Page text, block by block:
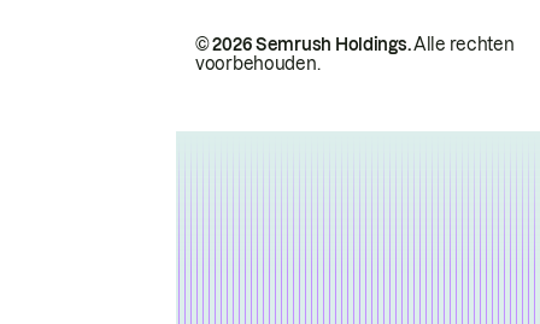
© 2026 Semrush Holdings.Alle rechten
voorbehouden.